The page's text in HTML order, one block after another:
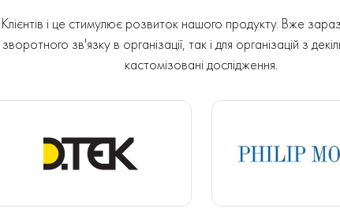
і це стимулює розвиток нашого продукту. Вже
зв'язку в організації, так і для організацій з
кастомізовані дослідження.